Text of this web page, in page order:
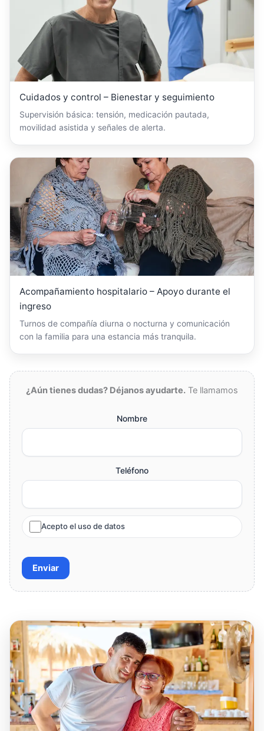
Cuidados y control – Bienestar y seguimiento
Supervisión básica: tensión, medicación pautada,
movilidad asistida y señales de alerta.
Acompañamiento hospitalario – Apoyo durante el
ingreso
Turnos de compañía diurna o nocturna y comunicación
con la familia para una estancia más tranquila.
¿Aún tienes dudas? Déjanos ayudarte. Te llamamos
Nombre
Teléfono
Acepto el uso de datos
Enviar